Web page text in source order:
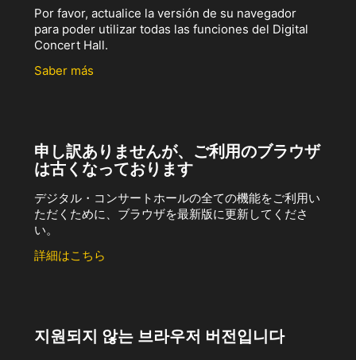
Por favor, actualice la versión de su navegador
para poder utilizar todas las funciones del Digital
Concert Hall.
Saber más
申し訳ありませんが、ご利用のブラウザ
は古くなっております
デジタル・コンサートホールの全ての機能をご利用い
ただくために、ブラウザを最新版に更新してくださ
い。
詳細はこちら
지원되지 않는 브라우저 버전입니다